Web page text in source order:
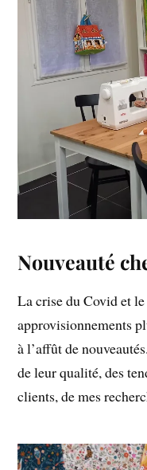
Nouveauté
La crise du Covid et
approvisionnements
à l’affût de
de leur qualité, des
clients, de mes